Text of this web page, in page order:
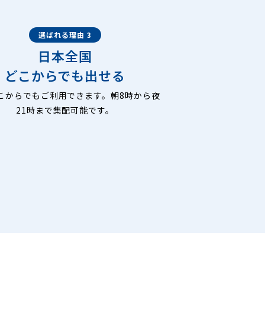
選ばれる理由 3
日本全国
どこからでも出せる
からでもご利用できます。朝8時から夜
21時まで集配可能です。